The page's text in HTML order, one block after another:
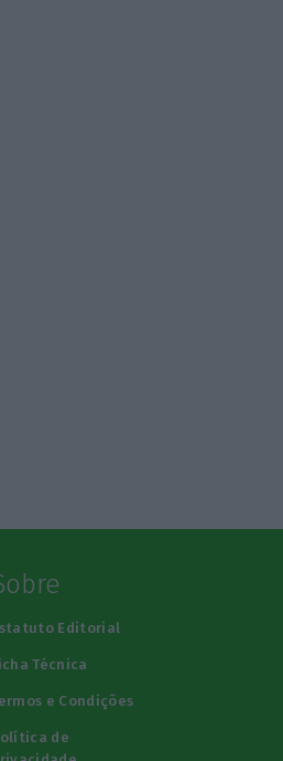
Editorial
Técnica
e Condições
de